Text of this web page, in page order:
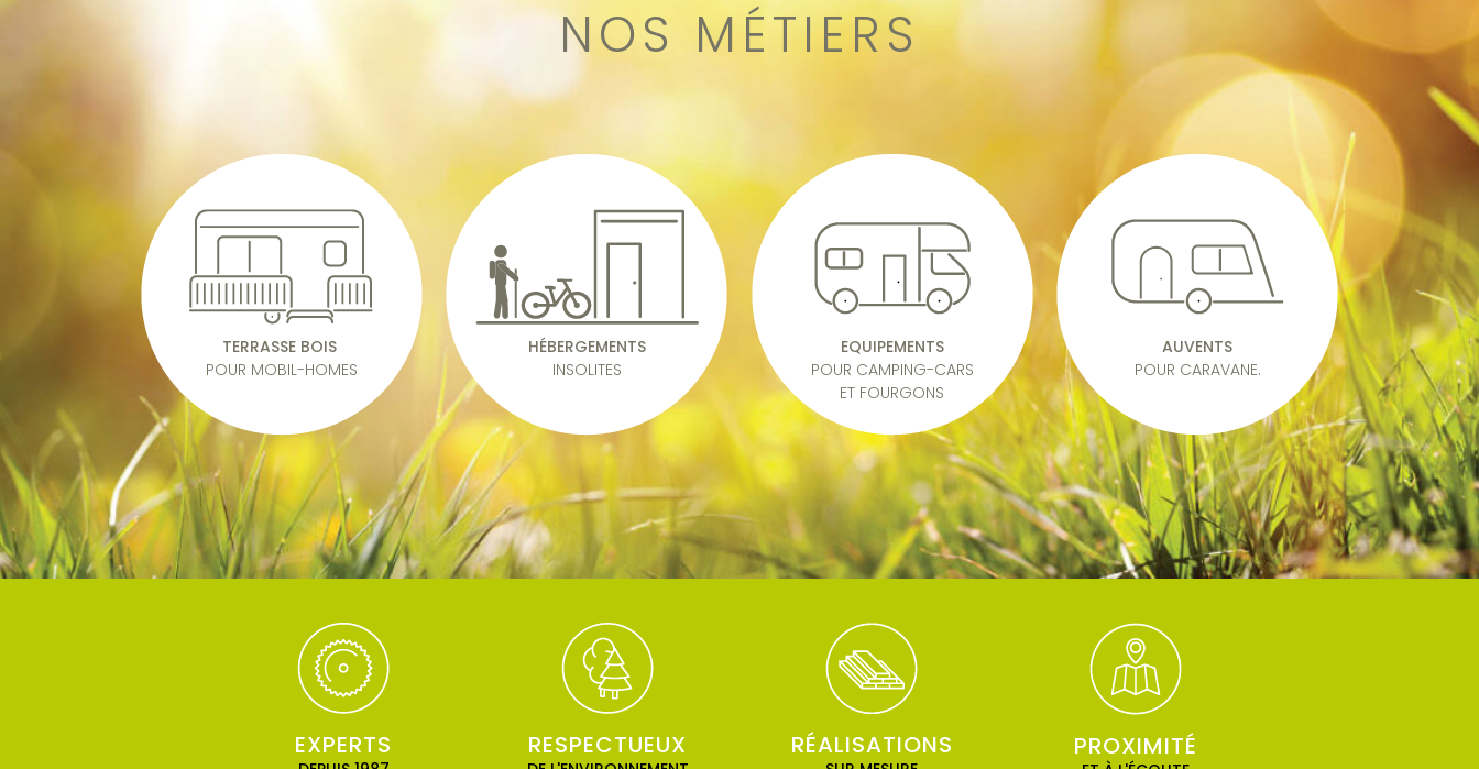
NOS MÉTIERS
TERRASSE BOIS
POUR MOBIL-HOMES
HÉBERGEMENTS
INSOLITES
EQUIPEMENTS
POUR CAMPING-CARS
ET FOURGONS
AUVENTS
POUR CARAVANE.
EXPERTS RESPECTUEUX RÉALISATIONS PROXIMITÉ